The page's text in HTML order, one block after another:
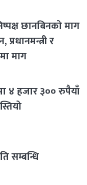
छानबिनको माग
प्रधानमन्त्री र
माग
४ हजार ३०० रुपैयाँ
सम्बन्धि